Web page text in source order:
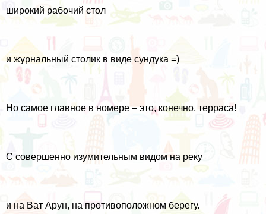
широкий рабочий стол
и журнальный столик в виде сундука =)
Но самое главное в номере – это, конечно, терраса!
С совершенно изумительным видом на реку
и на Ват Арун, на противоположном берегу.